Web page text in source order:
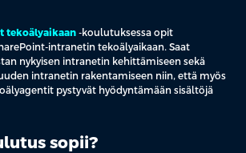
tekoälyaikaan -koulutuksessa opit
intranetin tekoälyaikaan. Saat
nykyisen intranetin kehittämiseen sekä
intranetin rakentamiseen niin, että myös
pystyvät hyödyntämään sisältöjä
sopii?